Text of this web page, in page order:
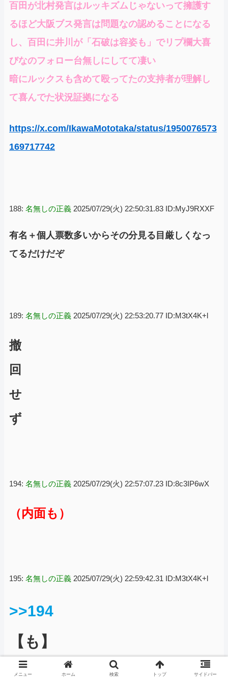
百田が北村発言はルッキズムじゃないって擁護す
るほど大阪ブス発言は問題なの認めることになる
し、百田に井川が「石破は容姿も」でリプ欄大喜
びなのフォロー台無しにしてて凄い
暗にルックスも含めて殴ってたの支持者が理解し
て喜んでた状況証拠になる
https://x.com/IkawaMototaka/status/1950076573
169717742
188: 名無しの正義 2025/07/29(火) 22:50:31.83 ID:MyJ9RXXF
有名＋個人票数多いからその分見る目厳しくなっ
てるだけだぞ
189: 名無しの正義 2025/07/29(火) 22:53:20.77 ID:M3tX4K+l
撤
回
せ
ず
194: 名無しの正義 2025/07/29(火) 22:57:07.23 ID:8c3IP6wX
（内面も）
195: 名無しの正義 2025/07/29(火) 22:59:42.31 ID:M3tX4K+l
>>194
【も】
メニュー ホーム 検索 トップ サイドバー